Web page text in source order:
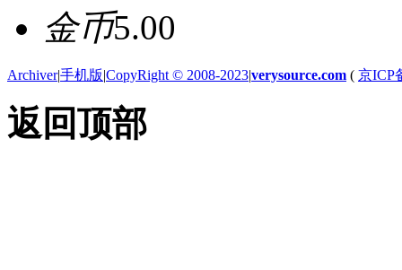
金币5.00
Archiver|手机版|CopyRight © 2008-2023|verysource.com ( 京ICP
返回顶部